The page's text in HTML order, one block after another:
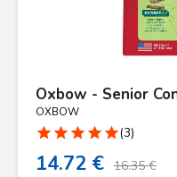
Oxbow - Senior
OXBOW
star star star star star(3)
14.72 € 16.35 €